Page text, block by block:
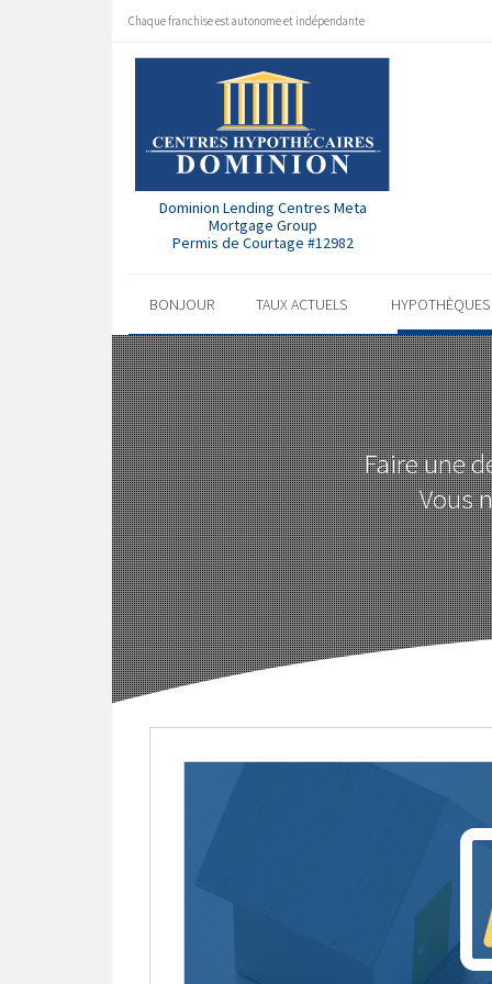
Chaque franchise est autonome et indépendante
Dominion Lending Centres Meta
Mortgage Group
Permis de Courtage #12982
BONJOUR TAUX ACTUELS HYPOTHÈQUES
Faire une
Vous